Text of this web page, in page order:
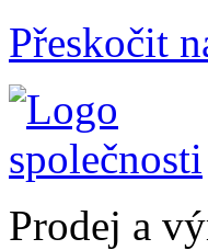
Přeskočit
Prodej a